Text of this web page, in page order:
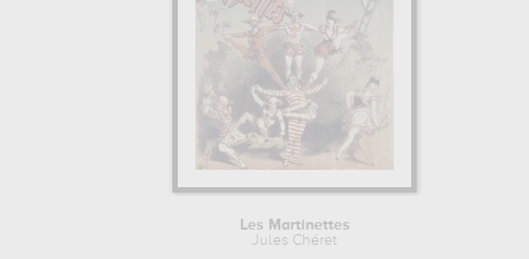
Les Martinettes
Jules Chéret